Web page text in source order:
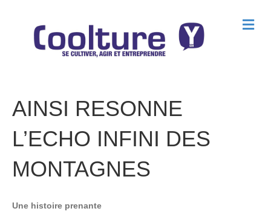
M
e
AINSI RESONNE
L’ECHO INFINI DES
MONTAGNES
Une histoire prenante